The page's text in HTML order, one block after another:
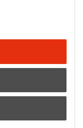
4016766